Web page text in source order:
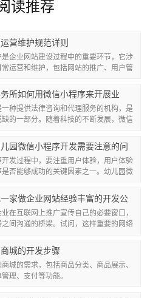
读推荐
营维护规范详则
是企业网站建设过程中的重要环节，它涉
运营和维护，包括网站的推广、用户管
所如何用微信小程序来开展业
种提供法律咨询和代理服务的机构，是
的一部分。随着科技的不断发展，微信
过...
园微信小程序开发需要注意的问
搭配？
发过程中，要注重用户体验，用户体验
否能够成功的关键因素之一。幼儿园微
户的...
家做企业网站经验丰富的开发公
在互联网上推广宣传自己的必要窗口，
间沟通的桥梁。试问，这样重要的网络
站...
城的开发步骤
城的需求，包括商品分类、商品展示、
理、支付等功能。